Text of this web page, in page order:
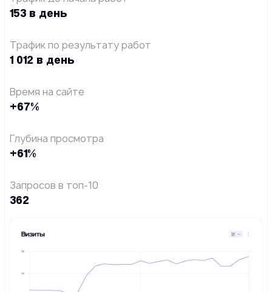
153 в день
Трафик по результату работ
1 012 в день
Время на сайте
+67%
Глубина просмотра
+61%
Запросов в топ-10
362